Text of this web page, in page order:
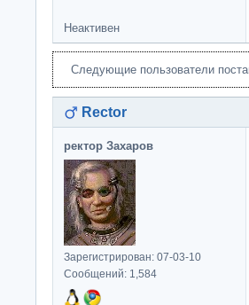
Неактивен
Следующие пользователи
Rector
ректор Захаров
Зарегистрирован: 07-03-10
Сообщений: 1,584